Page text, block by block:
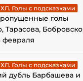
Голы с подсказками
голы
Тарасова,
февраля
Голы с подсказками
дубль Барбашева и